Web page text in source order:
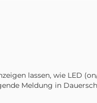
lassen, wie LED
Meldung in